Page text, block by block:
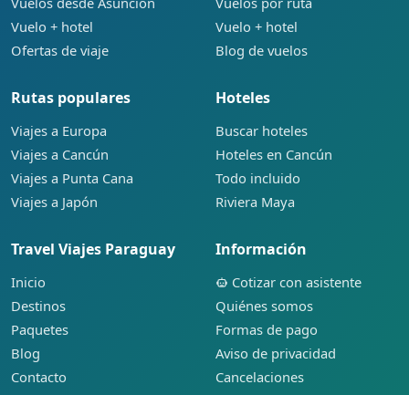
Vuelo + hotel
Ofertas de viaje
Vuelo + hotel
Blog de vuelos
Rutas populares
Viajes a Europa
Viajes a Cancún
Viajes a Punta Cana
Viajes a Japón
Hoteles
Buscar hoteles
Hoteles en Cancún
Todo incluido
Riviera Maya
Travel Viajes Paraguay
Inicio
Destinos
Paquetes
Blog
Contacto
Información
Cotizar con asistente
Quiénes somos
Formas de pago
Aviso de privacidad
Cancelaciones